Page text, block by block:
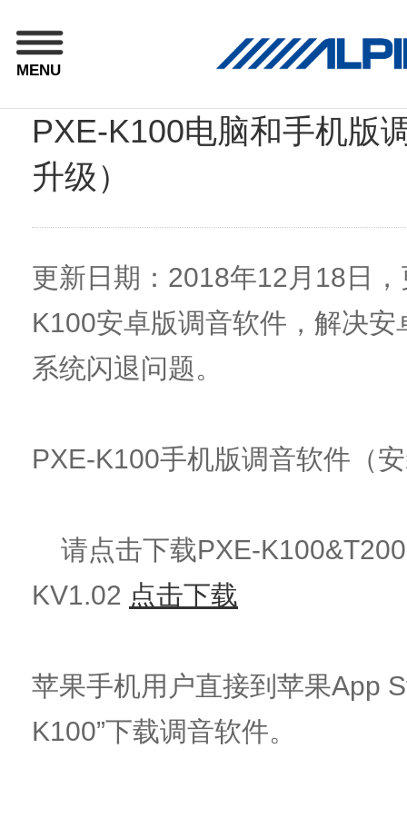
MENU
PXE-K100电脑和手机版
升级）
更新日期：2018年12月18日
K100安卓版调音软件，解决
系统闪退问题。
PXE-K100手机版调音软件（
请点击下载PXE-
KV1.02 点击下载
苹果手机用户直接到苹果App
K100”下载调音软件。